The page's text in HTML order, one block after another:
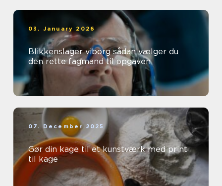
03. January 2026
Blikkenslager viborg sådan vælger du
den rette fagmand til opgaven
07. December 2025
Gør din kage til et kunstværk med print
til kage